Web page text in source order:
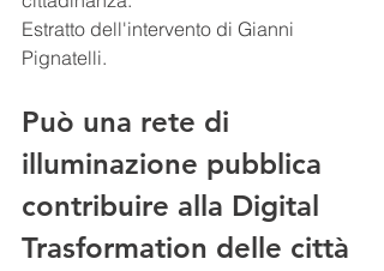
Estratto dell'intervento di Gianni
Pignatelli.
Può una rete di
illuminazione pubblica
contribuire alla Digital
Trasformation delle città